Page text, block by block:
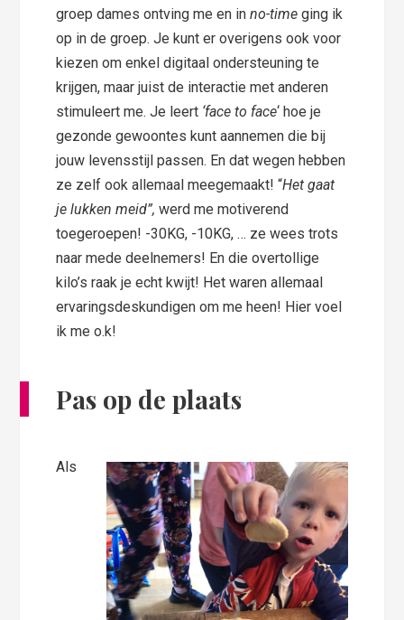
groep dames ontving me en inno-time ging ik
op in de groep. Je kunt er overigens ook voor
kiezen om enkel digitaal ondersteuning te
krijgen, maar juist de interactie met anderen
stimuleert me. Je leert ‘face to face‘ hoe je
gezonde gewoontes kunt aannemen die bij
jouw levensstijl passen. En dat wegen hebben
ze zelf ook allemaal meegemaakt! “Het gaat
je lukken meid”, werd me motiverend
toegeroepen! -30KG, -10KG, … ze wees trots
naar mede deelnemers! En die overtollige
kilo’s raak je echt kwijt! Het waren allemaal
ervaringsdeskundigen om me heen! Hier voel
ik me o.k!
Pas op de plaats
Als